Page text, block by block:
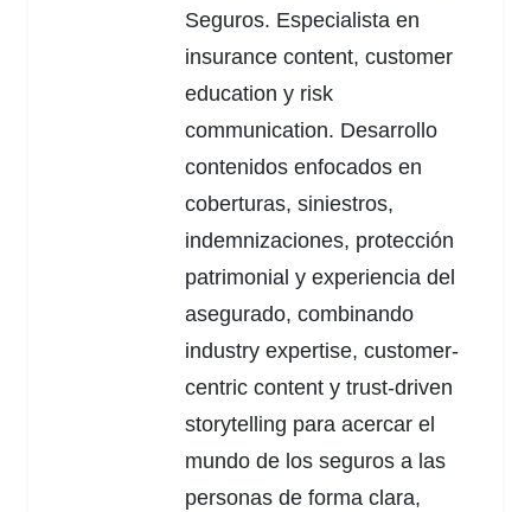
Seguros. Especialista en
insurance content, customer
education y risk
communication. Desarrollo
contenidos enfocados en
coberturas, siniestros,
indemnizaciones, protección
patrimonial y experiencia del
asegurado, combinando
industry expertise, customer-
centric content y trust-driven
storytelling para acercar el
mundo de los seguros a las
personas de forma clara,